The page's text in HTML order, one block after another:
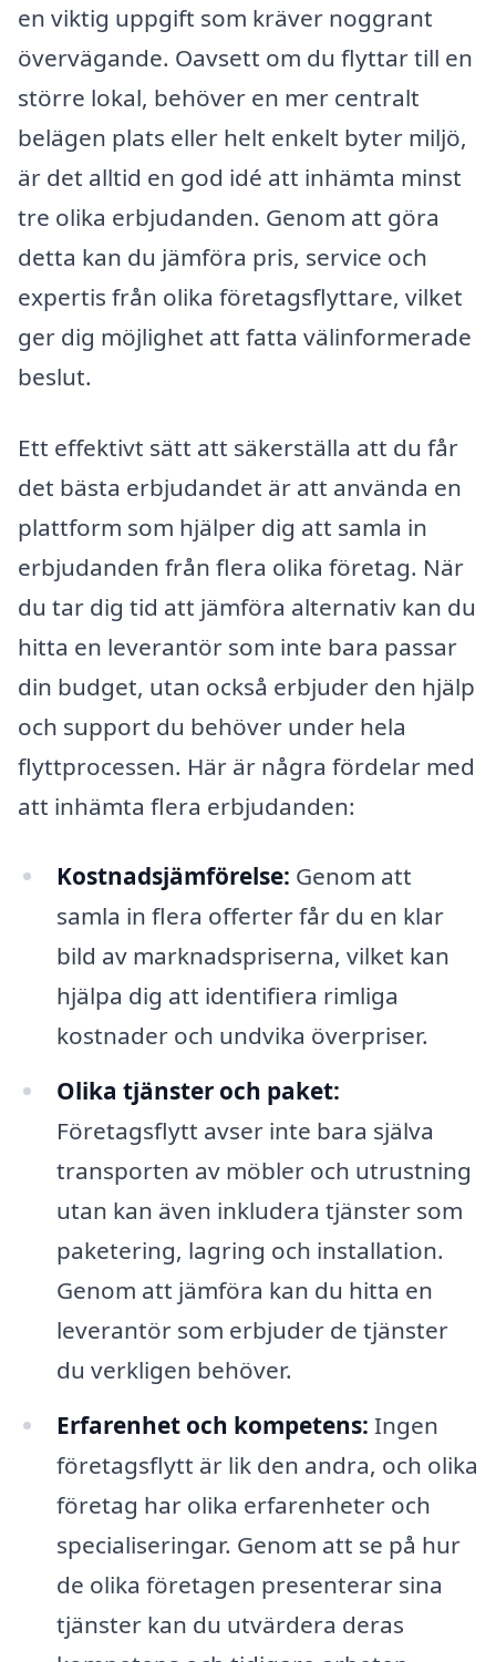
en viktig uppgift som kräver noggrant
övervägande. Oavsett om du flyttar till en
större lokal, behöver en mer centralt
belägen plats eller helt enkelt byter miljö,
är det alltid en god idé att inhämta minst
tre olika erbjudanden. Genom att göra
detta kan du jämföra pris, service och
expertis från olika företagsflyttare, vilket
ger dig möjlighet att fatta välinformerade
beslut.
Ett effektivt sätt att säkerställa att du får
det bästa erbjudandet är att använda en
plattform som hjälper dig att samla in
erbjudanden från flera olika företag. När
du tar dig tid att jämföra alternativ kan du
hitta en leverantör som inte bara passar
din budget, utan också erbjuder den hjälp
och support du behöver under hela
flyttprocessen. Här är några fördelar med
att inhämta flera erbjudanden:
Kostnadsjämförelse: Genom att
samla in flera offerter får du en klar
bild av marknadspriserna, vilket kan
hjälpa dig att identifiera rimliga
kostnader och undvika överpriser.
Olika tjänster och paket:
Företagsflytt avser inte bara själva
transporten av möbler och utrustning
utan kan även inkludera tjänster som
paketering, lagring och installation.
Genom att jämföra kan du hitta en
leverantör som erbjuder de tjänster
du verkligen behöver.
Erfarenhet och kompetens: Ingen
företagsflytt är lik den andra, och olika
företag har olika erfarenheter och
specialiseringar. Genom att se på hur
de olika företagen presenterar sina
tjänster kan du utvärdera deras